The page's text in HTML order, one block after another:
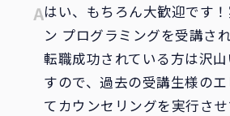
はい、もちろん大歓迎です
ン プログラミングを受講さ
転職成功されている方は沢
すので、過去の受講生様の
てカウンセリングを実行さ